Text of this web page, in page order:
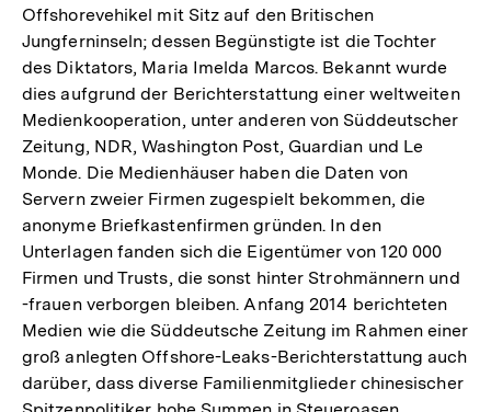
Offshorevehikel mit Sitz auf den Britischen
Jungferninseln; dessen Begünstigte ist die Tochter
des Diktators, Maria Imelda Marcos. Bekannt wurde
dies aufgrund der Berichterstattung einer weltweiten
Medienkooperation, unter anderen von Süddeutscher
Zeitung, NDR, Washington Post, Guardian und Le
Monde. Die Medienhäuser haben die Daten von
Servern zweier Firmen zugespielt bekommen, die
anonyme Briefkastenfirmen gründen. In den
Unterlagen fanden sich die Eigentümer von 120 000
Firmen und Trusts, die sonst hinter Strohmännern und
-frauen verborgen bleiben. Anfang 2014 berichteten
Medien wie die Süddeutsche Zeitung im Rahmen einer
groß anlegten Offshore-Leaks-Berichterstattung auch
darüber, dass diverse Familienmitglieder chinesischer